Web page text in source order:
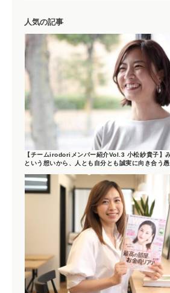
人気の記事
【チームirodoriメンバー紹介Vol.3 小松紗貴子】
という想いから、人とも自分とも誠実に向き合う